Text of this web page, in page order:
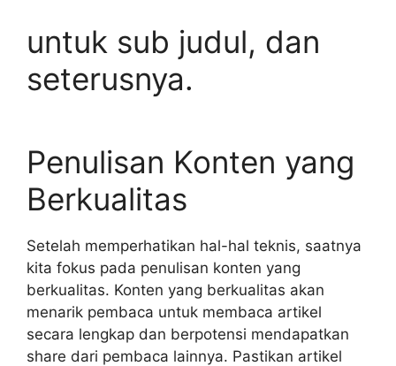
untuk sub judul, dan
seterusnya.
Penulisan Konten yang
Berkualitas
Setelah memperhatikan hal-hal teknis, saatnya
kita fokus pada penulisan konten yang
berkualitas. Konten yang berkualitas akan
menarik pembaca untuk membaca artikel
secara lengkap dan berpotensi mendapatkan
share dari pembaca lainnya. Pastikan artikel